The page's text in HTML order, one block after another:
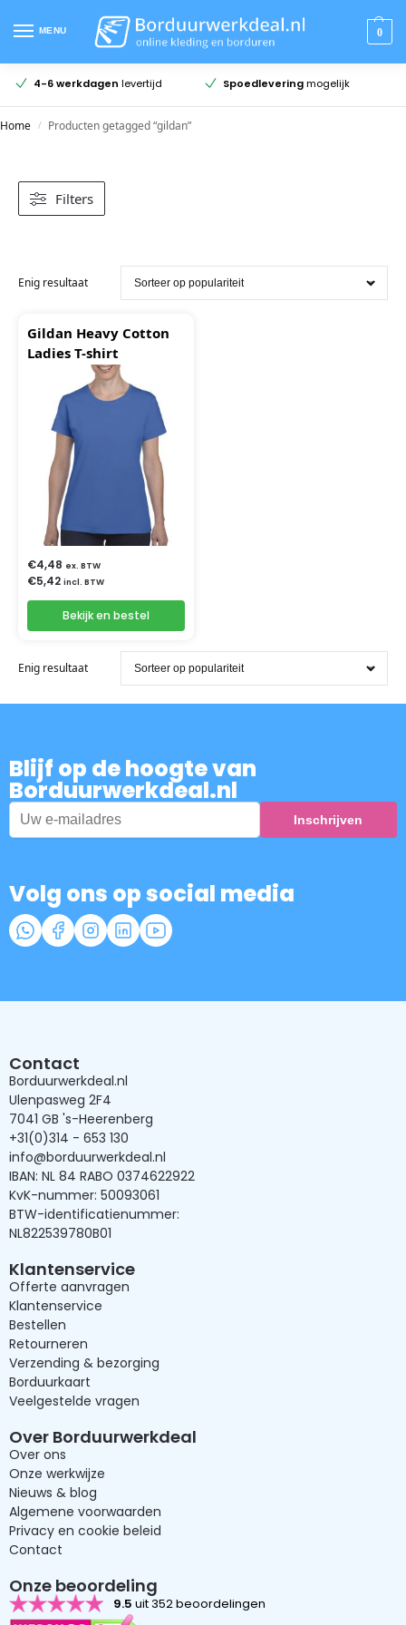
MENU 0
4-6 werkdagen levertijd Spoedleveringmogelijk
Home / Producten getagged “gildan”
Filters
Enig resultaat
Gildan Heavy Cotton
Ladies T-shirt
€4,48 ex. BTW
€5,42 incl. BTW
Bekijk en bestel
Enig resultaat
Blijf op de hoogte van
Borduurwerkdeal.nl
Volg ons op social media
Contact
Borduurwerkdeal.nl
Ulenpasweg 2F4
7041 GB 's-Heerenberg
+31(0)314 - 653 130
info@borduurwerkdeal.nl
IBAN: NL 84 RABO 0374622922
KvK-nummer: 50093061
BTW-identificatienummer:
NL822539780B01
Klantenservice
Offerte aanvragen
Klantenservice
Bestellen
Retourneren
Verzending & bezorging
Borduurkaart
Veelgestelde vragen
Over Borduurwerkdeal
Over ons
Onze werkwijze
Nieuws & blog
Algemene voorwaarden
Privacy en cookie beleid
Contact
Onze beoordeling
9.5 uit 352 beoordelingen